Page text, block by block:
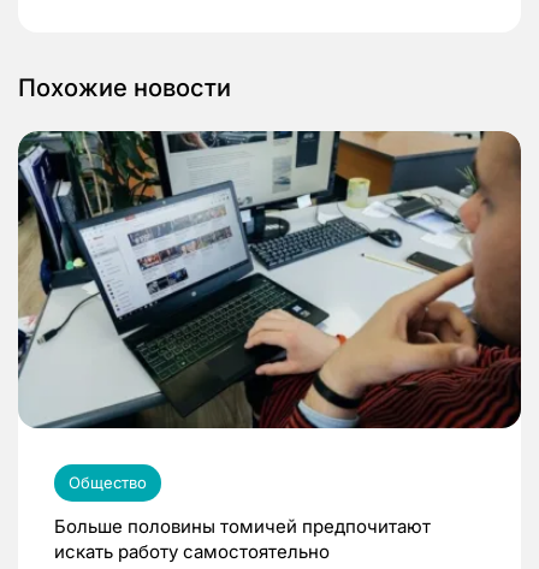
Похожие новости
Общество
Больше половины томичей предпочитают
искать работу самостоятельно